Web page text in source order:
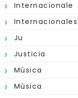
Internacionale
Internacionales
Ju
Justicia
Música
Mùsica